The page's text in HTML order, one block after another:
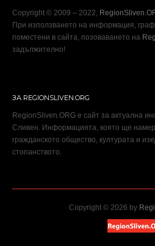
Copyright © 2009 – 2022,
При използването на информация,
поместени в сайта, позоваването на
задължително!
ЗА REGIONSLIVEN.ORG
RegionSliven.ORG е сайт за актуална
Сливен. Информацията, която ще
гражданското общество, културата и
стопанството.
Copyright © 2026 by